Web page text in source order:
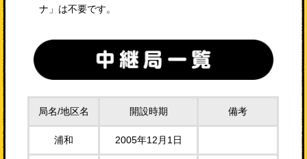
ナ」は不要です。
局名/地区名 開設時期 備考
浦和 2005年12月1日